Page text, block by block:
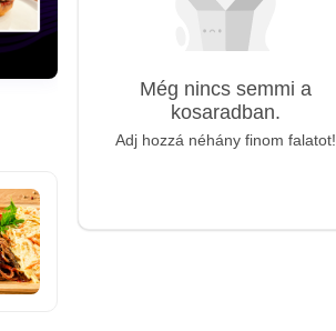
Még nincs semmi a
kosaradban.
Adj hozzá néhány finom falatot!